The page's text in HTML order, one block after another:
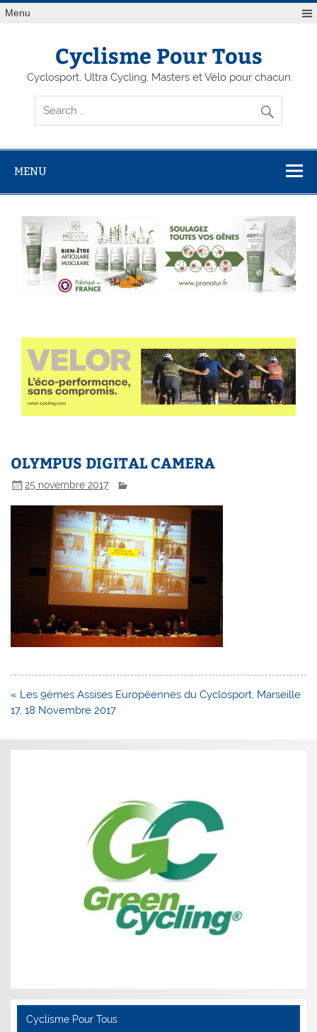
Menu
Cyclisme Pour Tous
Cyclosport, Ultra Cycling, Masters et Vélo pour chacun
MENU
OLYMPUS DIGITAL CAMERA
25 novembre 2017
Navigation
de
« Les 9èmes Assises Européennes du Cyclosport, Marseille
17, 18 Novembre 2017
Cyclisme Pour Tous